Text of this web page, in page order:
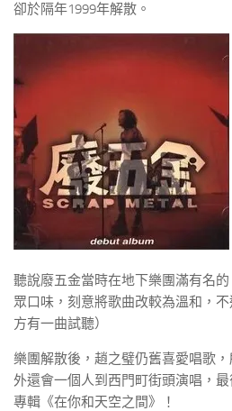
卻於隔年1999年解散。
聽說廢五金當時在地下樂團滿有名
眾口味，刻意將歌曲改較為溫和，
方有一曲試聽）
樂團解散後，趙之璧仍舊喜愛唱歌
外還會一個人到西門町街頭演唱，
專輯《在你和天空之間》！